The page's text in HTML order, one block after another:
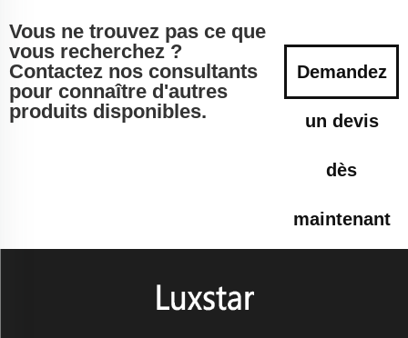
Vous ne trouvez pas ce que
vous recherchez ?
Contactez nos consultants
pour connaître d'autres
produits disponibles.
Demandez
un devis
dès
maintenant